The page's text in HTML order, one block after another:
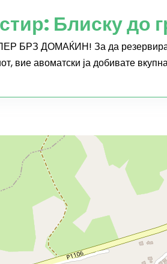
Блиску до
БРЗ ДОМАЌИН! За да
вие авоматски ја добивате